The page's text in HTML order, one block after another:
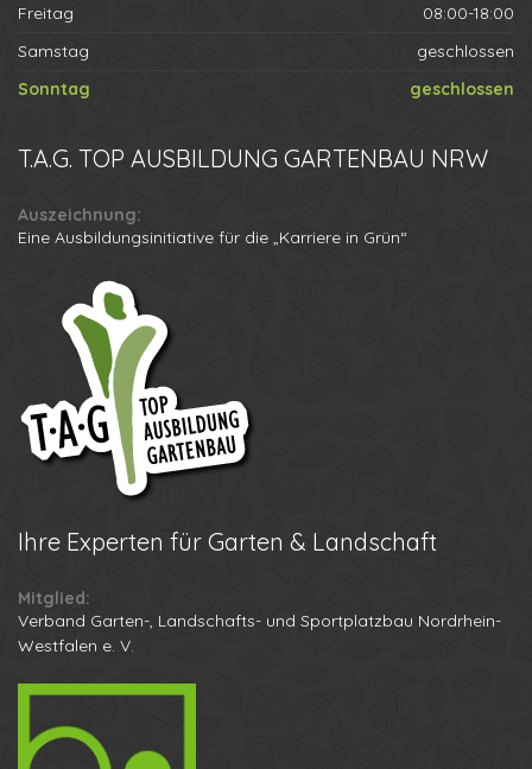
Freitag
08:00-18:00
Samstag
geschlossen
Sonntag
geschlossen
T.A.G. TOP AUSBILDUNG GARTENBAU NRW
Auszeichnung:
Eine Ausbildungsinitiative für die „Karriere in Grün“
Ihre Experten für Garten & Landschaft
Mitglied:
Verband Garten-, Landschafts- und Sportplatzbau Nordrhein-
Westfalen e. V.